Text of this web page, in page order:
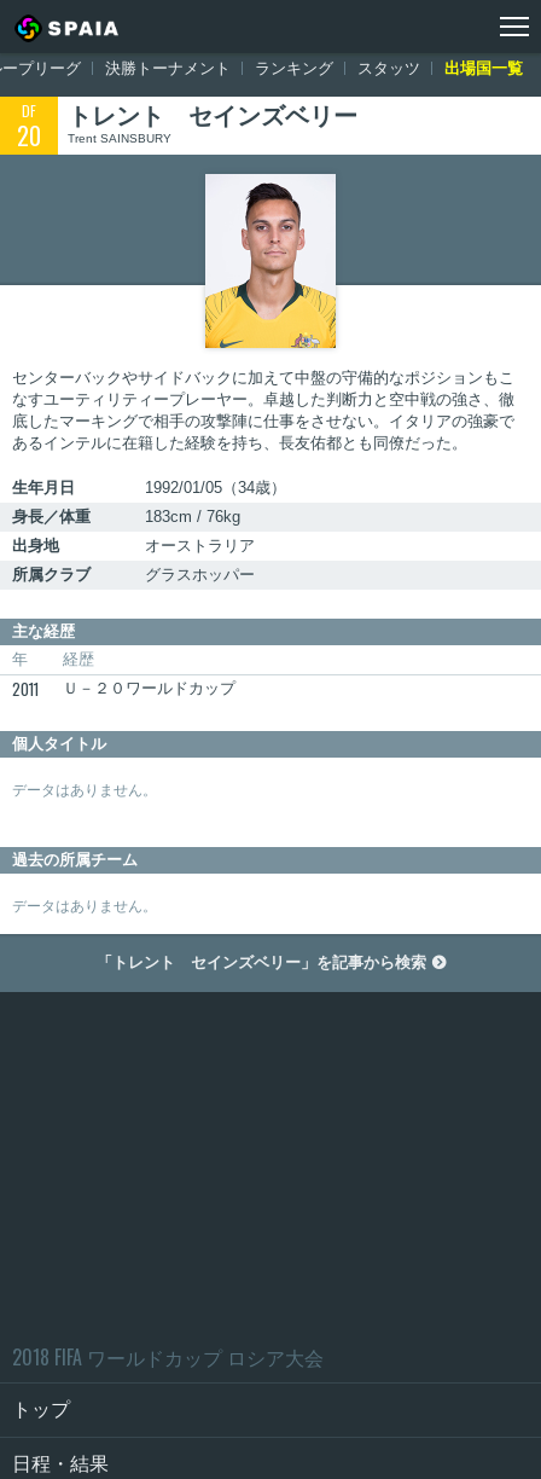
トップ ワールドカップ ロシア大会 オーストラリア
プリーグ 決勝トーナメント ランキング スタッツ 出場国一覧
DF
20
トレント セインズベリー
Trent SAINSBURY
センターバックやサイドバックに加えて中盤の守備的なポジションもこ
なすユーティリティープレーヤー。卓越した判断力と空中戦の強さ、徹
底したマーキングで相手の攻撃陣に仕事をさせない。イタリアの強豪で
あるインテルに在籍した経験を持ち、長友佑都とも同僚だった。
生年月日
1992/01/05（34歳）
身長／体重
183cm / 76kg
出身地
オーストラリア
所属クラブ
グラスホッパー
主な経歴
年
経歴
2011 Ｕ－２０ワールドカップ
個人タイトル
データはありません。
過去の所属チーム
データはありません。
「トレント セインズベリー」を記事から検索 
2018 FIFA ワールドカップ ロシア大会
トップ
日程・結果